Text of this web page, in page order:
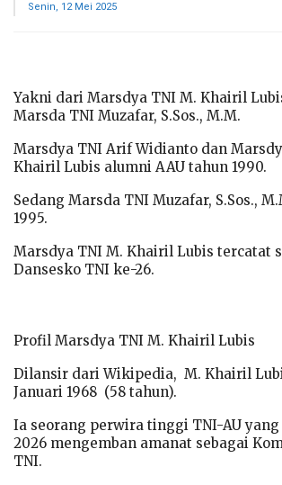
Senin, 12 Mei 2025
Yakni dari Marsdya TNI M. Khairil
Marsda TNI Muzafar, S.Sos., M.M.
Marsdya TNI Arif Widianto dan
Khairil Lubis alumni AAU tahun 1990.
Sedang Marsda TNI Muzafar, S.Sos.,
1995.
Marsdya TNI M. Khairil Lubis tercatat
Dansesko TNI ke-26.
Profil Marsdya TNI M. Khairil Lubis
Dilansir dari Wikipedia, M. Khairil
Januari 1968 (58 tahun).
Ia seorang perwira tinggi TNI-AU yang
2026 mengemban amanat sebagai
TNI.